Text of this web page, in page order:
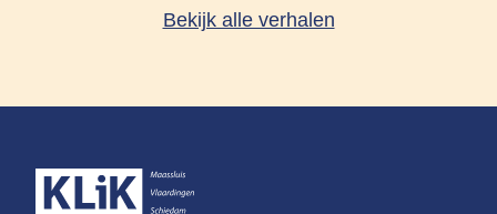
Bekijk alle verhalen